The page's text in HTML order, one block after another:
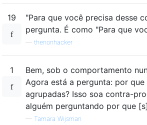
19
"Para que você precisa desse
pergunta. É como "Para que
thenonhacker
1
Bem, sob o comportamento
Agora está a pergunta: por
agrupadas? Isso soa contra-
alguém perguntando por que
— Tamara Wijsman